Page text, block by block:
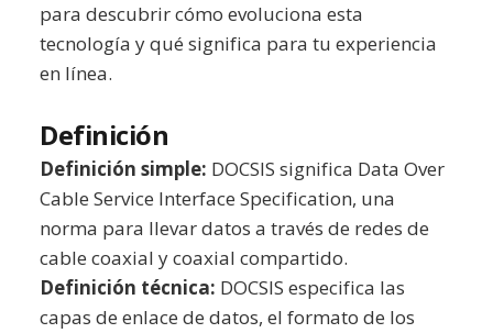
para descubrir cómo evoluciona esta
tecnología y qué significa para tu experiencia
en línea.
Definición
Definición simple: DOCSIS significa Data Over
Cable Service Interface Specification, una
norma para llevar datos a través de redes de
cable coaxial y coaxial compartido.
Definición técnica: DOCSIS especifica las
capas de enlace de datos, el formato de los